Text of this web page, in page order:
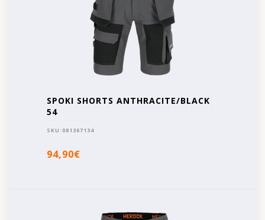
SPOKI SHORTS ANTHRACITE/BLACK
54
SKU: 081367134
94,90€